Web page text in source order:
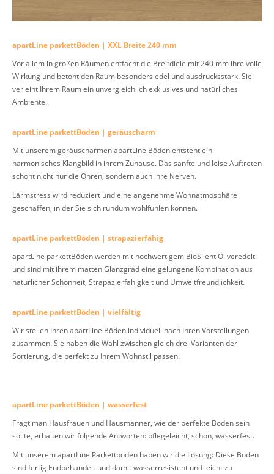
apartLine parkettBöden | XXL Breite 240 mm
Vor allem in großen Räumen entfacht die Breitdiele mit 240 mm ihre volle
Wirkung und betont den Raum besonders edel und ausdrucksstark. Sie
verleiht Ihrem Raum ein unvergleichlich exklusives und natürliches
Ambiente.
apartLine parkettBöden | geräuscharm
Mit unserem geräuscharmen apartLine Böden entsteht ein
harmonisches Klangbild in ihrem Zuhause. Das sanfte und leise Auftreten
schont nicht nur die Ohren, sondern auch ihre Nerven.
Lärmstress wird reduziert und eine angenehme Wohnatmosphäre
geschaffen, in der Sie sich rundum wohlfühlen können.
apartLine parkettBöden | strapazierfähig
apartLine parkettBöden werden mit hochwertigem BioSilent Öl veredelt
und sind mit ihrem matten Glanzgrad eine gelungene Kombination aus
natürlicher Schönheit, Strapazierfähigkeit und Umweltfreundlichkeit.
apartLine parkettBöden | vielfältig
Wir stellen Ihren apartLine Böden individuell nach Ihren Vorstellungen
zusammen. Sie haben die Wahl zwischen gleich drei Varianten der
Sortierung, die perfekt zu Ihrem Wohnstil passen.
apartLine parkettBöden | wasserfest
Fragt man Hausfrauen und Hausmänner, wie der perfekte Boden sein
sollte, erhalten wir folgende Antworten: pflegeleicht, schön, wasserfest.
Mit unserem apartLine Parkettboden haben wir die Lösung: Diese Böden
sind fertig Endbehandelt und damit wasserresistent und leicht zu